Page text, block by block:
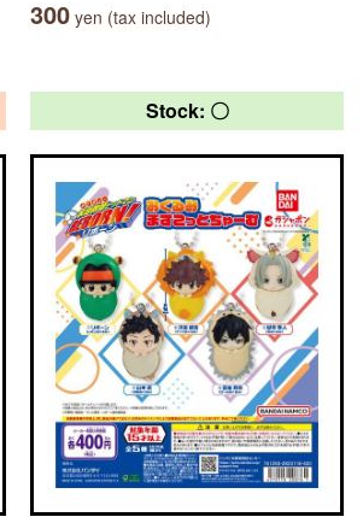
300 yen (tax included)
Stock: 〇